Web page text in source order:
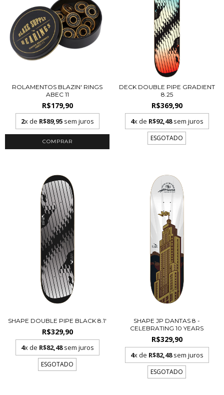
ROLAMENTOS BLAZIN' RINGS
ABEC 11
R$179,90
2x de R$89,95sem juros
DECK DOUBLE PIPE GRADIENT
8.25
R$369,90
4x de R$92,48sem juros
ESGOTADO
SHAPE DOUBLE PIPE BLACK 8.1'
R$329,90
4x de R$82,48sem juros
ESGOTADO
SHAPE JP DANTAS 8 -
CELEBRATING 10 YEARS
R$329,90
4x de R$82,48sem juros
ESGOTADO